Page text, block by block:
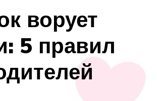
ворует
5 правил